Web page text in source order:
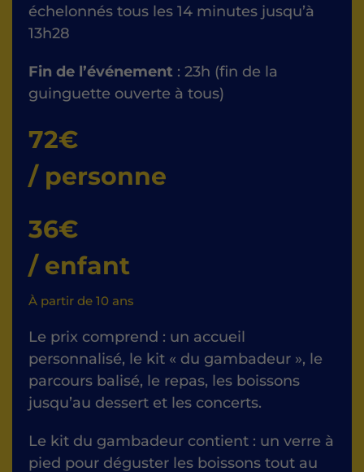
échelonnés tous les 14 minutes jusqu’à
13h28
Fin de l’événement : 23h (fin de la
guinguette ouverte à tous)
72€
/ personne
36€
/ enfant
À partir de 10 ans
Le prix comprend : un accueil
personnalisé, le kit « du gambadeur », le
parcours balisé, le repas, les boissons
jusqu’au dessert et les concerts.
Le kit du gambadeur contient : un verre à
pied pour déguster les boissons tout au